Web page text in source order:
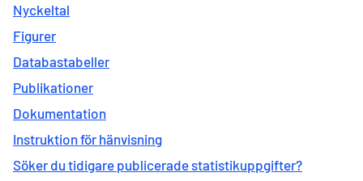
Nyckeltal
Figurer
Databastabeller
Publikationer
Dokumentation
Instruktion för hänvisning
Söker du tidigare publicerade statistikuppgifter?